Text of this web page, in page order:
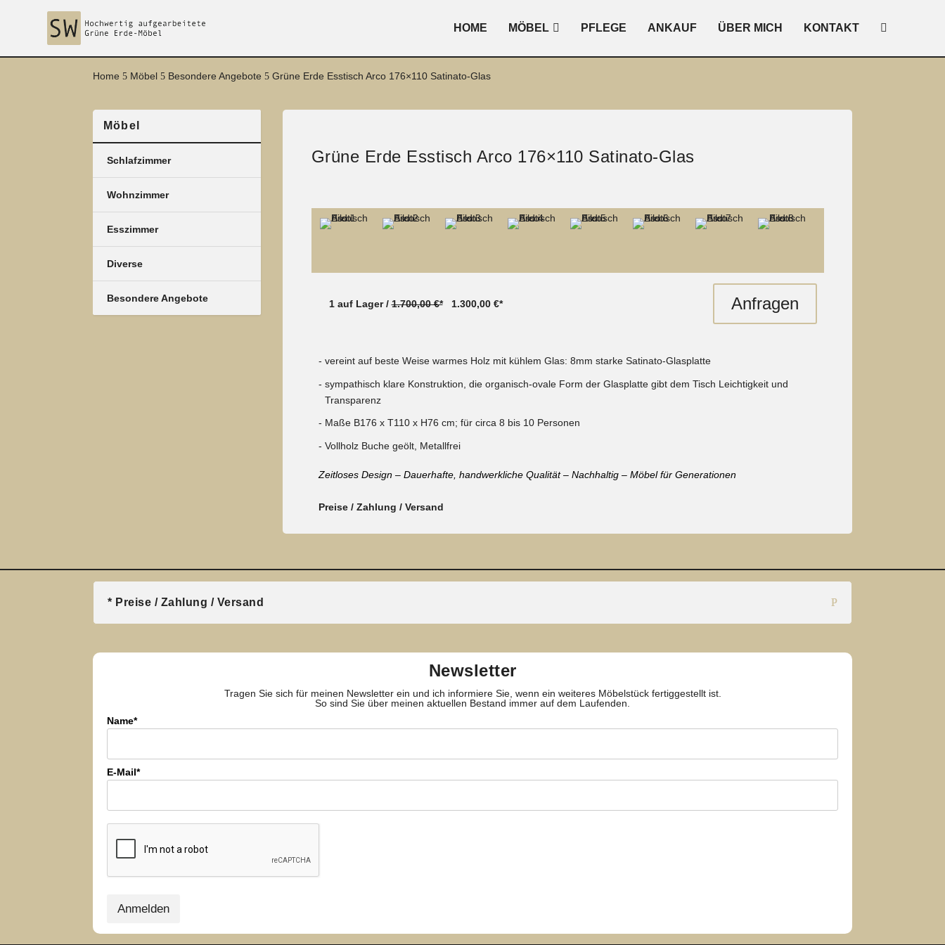
HOME MÖBEL PFLEGE ANKAUF ÜBER MICH KONTAKT
Home 5 Möbel 5 Besondere Angebote 5 Grüne Erde Esstisch Arco 176×110 Satinato-Glas
Möbel
Schlafzimmer
Wohnzimmer
Esszimmer
Diverse
Besondere Angebote
Grüne Erde Esstisch Arco 176×110 Satinato-Glas
Anfragen
1 auf Lager /1.700,00 €*1.300,00 €*
vereint auf beste Weise warmes Holz mit kühlem Glas: 8mm starke Satinato-Glasplatte
sympathisch klare Konstruktion, die organisch-ovale Form der Glasplatte gibt dem Tisch Leichtigkeit und
Transparenz
Maße B176 x T110 x H76 cm; für circa 8 bis 10 Personen
Vollholz Buche geölt, Metallfrei
Zeitloses Design – Dauerhafte, handwerkliche Qualität – Nachhaltig – Möbel für Generationen
Preise / Zahlung / Versand
* Preise / Zahlung / Versand
Newsletter
Tragen Sie sich für meinen Newsletter ein und ich informiere Sie, wenn ein weiteres Möbelstück fertiggestellt ist.
So sind Sie über meinen aktuellen Bestand immer auf dem Laufenden.
Name*
E-Mail*
Anmelden